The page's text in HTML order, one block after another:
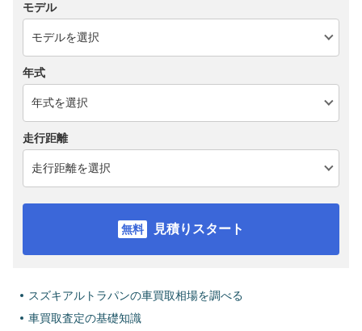
モデル
年式
走行距離
見積りスタート
スズキアルトラパンの車買取相場を調べる
車買取査定の基礎知識